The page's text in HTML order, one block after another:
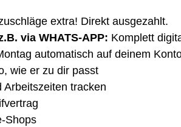
extra! Direkt ausgezahlt.
via WHATS-APP: Komplett
automatisch auf deinem
wie er zu dir passt
tracken
Shops